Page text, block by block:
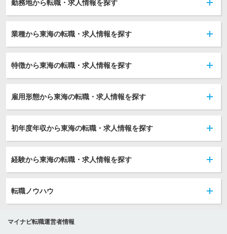
勤務地から転職・求人情報を探す
業種から東海の転職・求人情報を探す
特徴から東海の転職・求人情報を探す
雇用形態から東海の転職・求人情報を探す
初年度年収から東海の転職・求人情報を探す
経験から東海の転職・求人情報を探す
転職ノウハウ
マイナビ転職運営者情報